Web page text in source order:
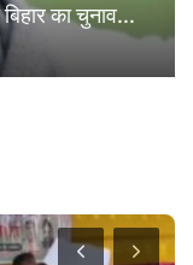
का चुनाव...